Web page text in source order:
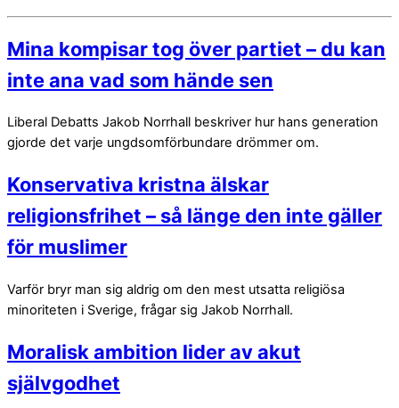
Mina kompisar tog över partiet – du kan
inte ana vad som hände sen
Liberal Debatts Jakob Norrhall beskriver hur hans generation
gjorde det varje ungdsomförbundare drömmer om.
Konservativa kristna älskar
religionsfrihet – så länge den inte gäller
för muslimer
Varför bryr man sig aldrig om den mest utsatta religiösa
minoriteten i Sverige, frågar sig Jakob Norrhall.
Moralisk ambition lider av akut
självgodhet